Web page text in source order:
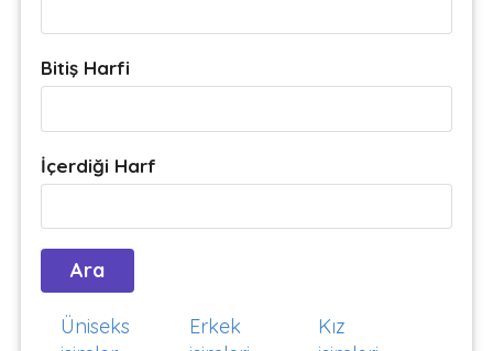
Bitiş Harfi
İçerdiği Harf
Üniseks
Erkek
Kız